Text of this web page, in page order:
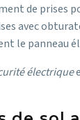
de prises
avec
le panneau
électrique